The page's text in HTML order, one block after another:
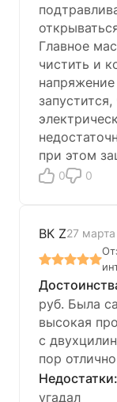
Главное
чистить и
при этом
0 0
ВК Z27 марта
руб. Была
высокая
с
пор
угадал